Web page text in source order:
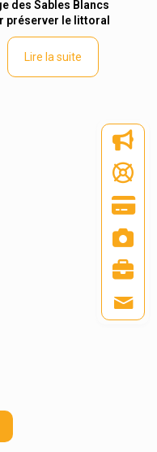
des Sables Blancs
préserver le littoral
Lire la suite